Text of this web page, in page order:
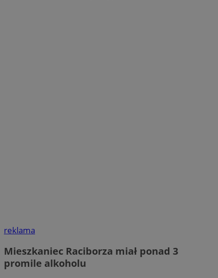
reklama
Mieszkaniec Raciborza miał ponad 3
promile alkoholu